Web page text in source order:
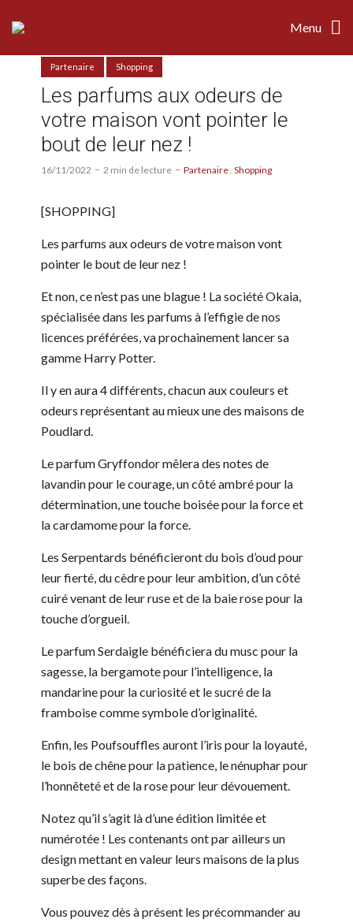
Menu
Partenaire Shopping
Les parfums aux odeurs de
votre maison vont pointer le
bout de leur nez !
16/11/2022 2 min de lecture Partenaire Shopping
[SHOPPING]
Les parfums aux odeurs de votre maison vont
pointer le bout de leur nez !
Et non, ce n’est pas une blague ! La société Okaia,
spécialisée dans les parfums à l’effigie de nos
licences préférées, va prochainement lancer sa
gamme Harry Potter.
Il y en aura 4 différents, chacun aux couleurs et
odeurs représentant au mieux une des maisons de
Poudlard.
Le parfum Gryffondor mêlera des notes de
lavandin pour le courage, un côté ambré pour la
détermination, une touche boisée pour la force et
la cardamome pour la force.
Les Serpentards bénéficieront du bois d’oud pour
leur fierté, du cèdre pour leur ambition, d’un côté
cuiré venant de leur ruse et de la baie rose pour la
touche d’orgueil.
Le parfum Serdaigle bénéficiera du musc pour la
sagesse, la bergamote pour l’intelligence, la
mandarine pour la curiosité et le sucré de la
framboise comme symbole d’originalité.
Enfin, les Poufsouffles auront l’iris pour la loyauté,
le bois de chêne pour la patience, le nénuphar pour
l’honnêteté et de la rose pour leur dévouement.
Notez qu’il s’agit là d’une édition limitée et
numérotée ! Les contenants ont par ailleurs un
design mettant en valeur leurs maisons de la plus
superbe des façons.
Vous pouvez dès à présent les précommander au